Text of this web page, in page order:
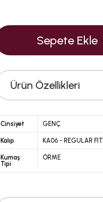
Ürün Özellikleri
Cinsiyet GENÇ
Kalıp KA06 - REGULAR FIT
Kumaş
Tipi
ÖRME